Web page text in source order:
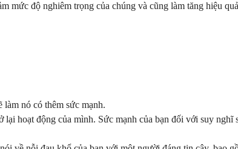
mức độ nghiêm trọng của chúng và cũng làm tăng hiệu
nó có thêm sức mạnh.
hoạt động của mình. Sức mạnh của bạn đối với suy nghĩ